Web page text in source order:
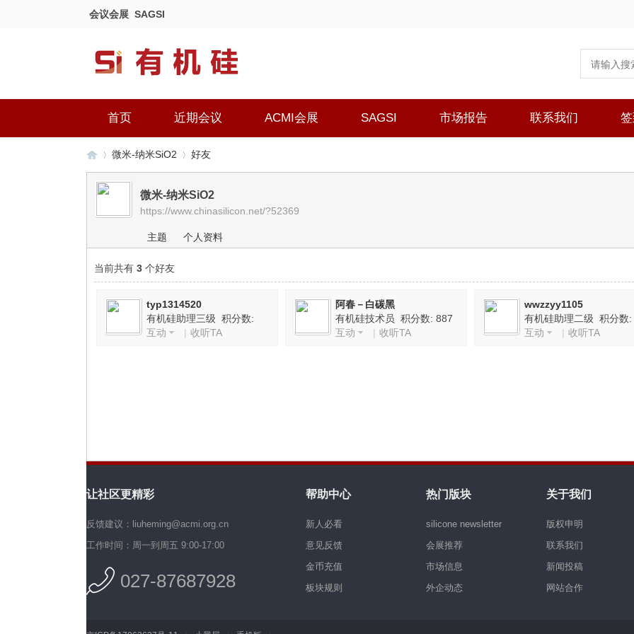
会议会展 SAGSI
首页 近期会议 ACMI会展 SAGSI 市场报告 联系我们
有
硅
›
微米-纳米SiO2
›
好友
微米-纳米SiO2
https://www.chinasilicon.net/?52369
主题 个人资料
当前共有 3 个好友
typ1314520
有机硅助理三级 积分数:
3550
互动 | 收听TA
阿春－白碳黑
有机硅技术员 积分数: 887
互动
| 收听TA
wwzzyy1105
有机硅助理二级 积分数:
2932
互动 | 收听TA
让社区更精彩
反馈建议：liuheming@acmi.org.cn
工作时间：周一到周五 9:00-17:00
027-87687928
帮助中心
新人必看
意见反馈
金币充值
板块规则
热门版块
silicone newsletter
会展推荐
市场信息
外企动态
关于我们
版权申明
联系我们
新闻投稿
网站合作